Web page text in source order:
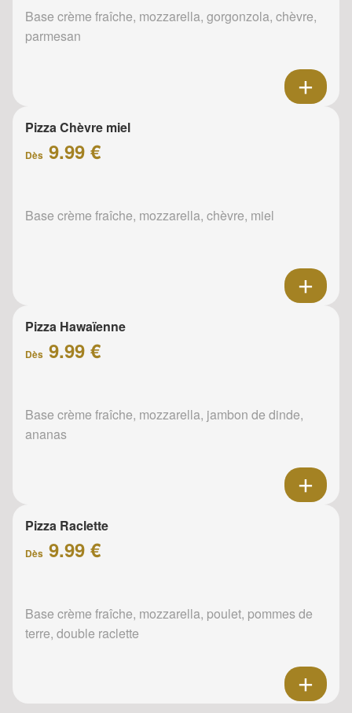
Base crème fraîche, mozzarella, gorgonzola, chèvre,
parmesan
Pizza Chèvre miel
Dès 9.99 €
Base crème fraîche, mozzarella, chèvre, miel
Pizza Hawaïenne
Dès 9.99 €
Base crème fraîche, mozzarella, jambon de dinde,
ananas
Pizza Raclette
Dès 9.99 €
Base crème fraîche, mozzarella, poulet, pommes de
terre, double raclette